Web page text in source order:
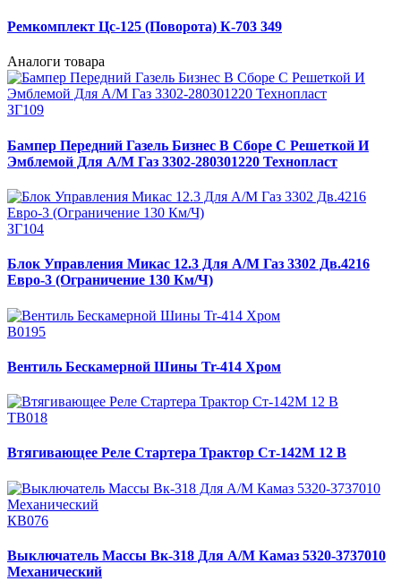
Ремкомплект Цс-125 (Поворота) К-703 349
Аналоги товара
ЗГ109
Бампер Передний Газель Бизнес В Сборе С Решеткой И
Эмблемой Для А/М Газ 3302-280301220 Технопласт
ЗГ104
Блок Управления Микас 12.3 Для А/М Газ 3302 Дв.4216
Евро-3 (Ограничение 130 Км/Ч)
В0195
Вентиль Бескамерной Шины Tr-414 Хром
ТВ018
Втягивающее Реле Стартера Трактор Ст-142М 12 В
КВ076
Выключатель Массы Вк-318 Для А/М Камаз 5320-3737010
Механический